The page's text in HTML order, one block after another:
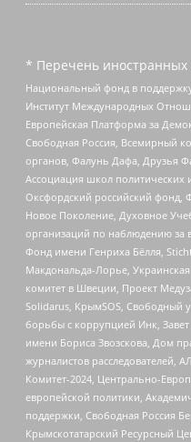
* Перечень иностранных
Национальный фонд в
Институт Международных
Европейская Платформа за
Свободная Россия, Всемирный
органов, Фалунь Дафа, Друзья
Ассоциация школ политических
Оксфордский российский фонд,
Новое Поколение, Духовное
организаций по наблюдению
Фонд имени Генриха Бёлля,
Макдональда-Лорье,
комитет в Швеции, Проект
Solidarus, КрымSOS, Свободный
борьбы с коррупцией Инк,
имени Бориса Звозскова, Дом
журналистов расследователей,
Комитет-2024, Центрально-
европейской политики,
поддержки, Свободная Россия
Крымскотатарский Ресурсный